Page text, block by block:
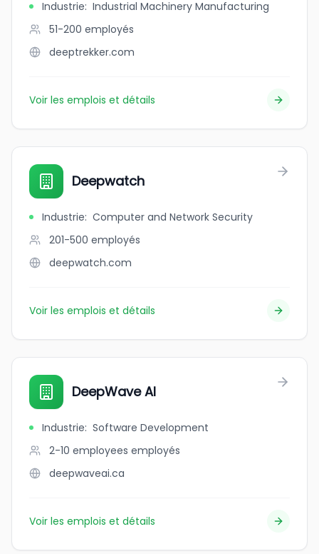
Industrie: Industrial Machinery Manufacturing
51-200 employés
deeptrekker.com
Voir les emplois et détails
Deepwatch
Industrie: Computer and Network Security
201-500 employés
deepwatch.com
Voir les emplois et détails
DeepWave AI
Industrie: Software Development
2-10 employees employés
deepwaveai.ca
Voir les emplois et détails